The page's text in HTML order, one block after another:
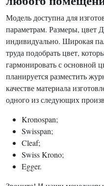
Модель доступна для
параметрам. Размеры, цвет
индивидуально. Широкая
труда подобрать цвет,
гармонировать с основной
планируется разместить
качестве материала
одного из следующих
Kronospan;
Swisspan;
Cleaf;
Swiss Krono;
Egger.